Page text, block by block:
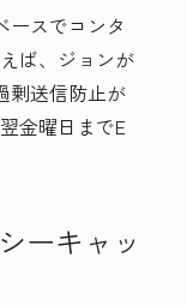
ースでコンタ
ば、ジョンが
剰送信防止が
金曜日までE
ーキャッ